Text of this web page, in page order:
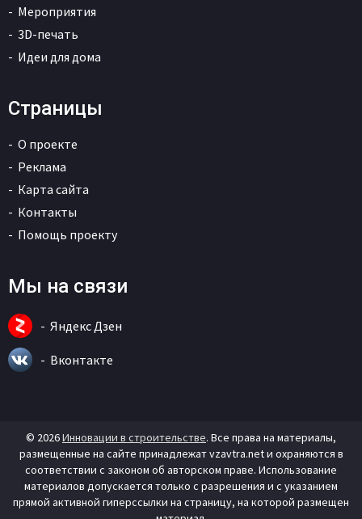
Мероприятия
3D-печать
Идеи для дома
Страницы
О проекте
Реклама
Карта сайта
Контакты
Помощь проекту
Мы на связи
Яндекс Дзен
Вконтакте
© 2026Инновации в строительстве. Все права на материалы,
размещенные на сайте принадлежат vzavtra.net и охраняются в
соответствии с законом об авторском праве. Использование
материалов допускается только с разрешения и с указанием
прямой активной гиперссылки на страницу, на которой размещен